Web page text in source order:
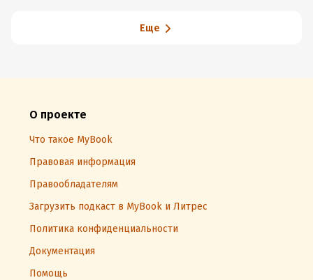
Еще
О проекте
Что такое MyBook
Правовая информация
Правообладателям
Загрузить подкаст в MyBook и Литрес
Политика конфиденциальности
Документация
Помощь